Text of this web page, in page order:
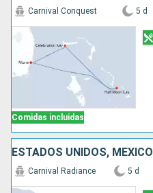
Comidas incluidas
Carnival Conquest 5 d
ESTADOS UNIDOS, MÉXICO
Carnival Radiance 5 d